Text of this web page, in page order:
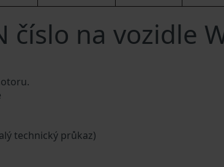
číslo na vozidle
technický průkaz)